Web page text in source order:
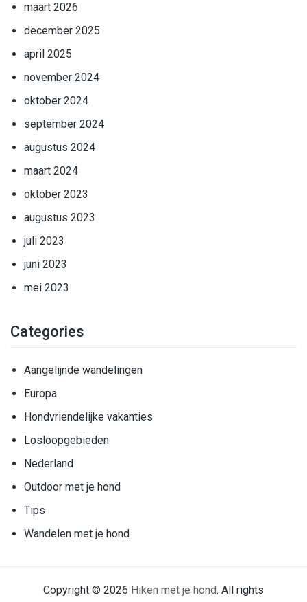
maart 2026
december 2025
april 2025
november 2024
oktober 2024
september 2024
augustus 2024
maart 2024
oktober 2023
augustus 2023
juli 2023
juni 2023
mei 2023
Categories
Aangelijnde wandelingen
Europa
Hondvriendelijke vakanties
Losloopgebieden
Nederland
Outdoor met je hond
Tips
Wandelen met je hond
Copyright © 2026 Hiken met je hond. All rights